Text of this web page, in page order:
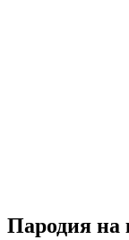
Пародия на